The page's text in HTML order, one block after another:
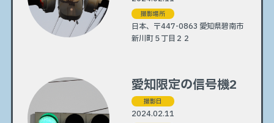
撮影場所
日本、〒447-0863 愛知県碧南市
新川町５丁目２２
愛知限定の信号機2
撮影日
2024.02.11